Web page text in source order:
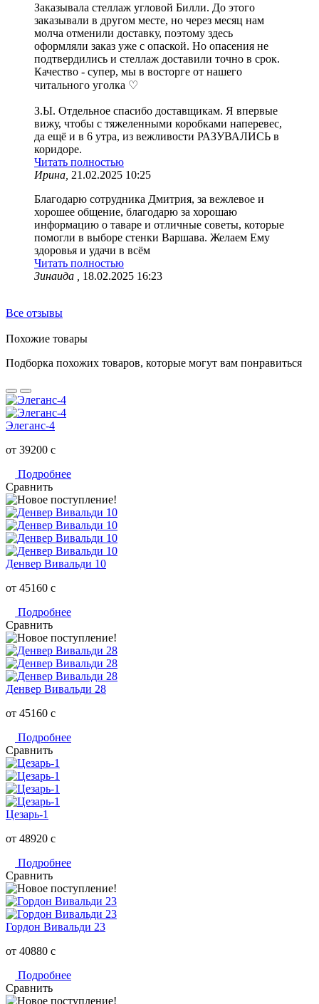
Заказывала стеллаж угловой Билли. До этого
заказывали в другом месте, но через месяц нам
молча отменили доставку, поэтому здесь
оформляли заказ уже с опаской. Но опасения не
подтвердились и стеллаж доставили точно в срок.
Качество - супер, мы в восторге от нашего
читального уголка ♡
З.Ы. Отдельное спасибо доставщикам. Я впервые
вижу, чтобы с тяжеленными коробками наперевес,
да ещё и в 6 утра, из вежливости РАЗУВАЛИСЬ в
коридоре.
Читать полностью
Ирина, 21.02.2025 10:25
Благодарю сотрудника Дмитрия, за вежлевое и
хорошее общение, благодарю за хорошаю
информацию о таваре и отличные советы, которые
помогли в выборе стенки Варшава. Желаем Ему
здоровья и удачи в всём
Читать полностью
Зинаида ,
18.02.2025 16:23
Все отзывы
Похожие товары
Подборка похожих товаров, которые могут вам понравиться
Элеганс-4
от 39200 c
Подробнее
Сравнить
Денвер Вивальди 10
от 45160 c
Подробнее
Сравнить
Денвер Вивальди 28
от 45160 c
Подробнее
Сравнить
Цезарь-1
от 48920 c
Подробнее
Сравнить
Гордон Вивальди 23
от 40880 c
Подробнее
Сравнить